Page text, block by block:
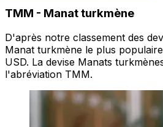
TMM - Manat turkmène
D'après notre classement des
Manat turkmène le plus
USD. La devise Manats
l'abréviation TMM.